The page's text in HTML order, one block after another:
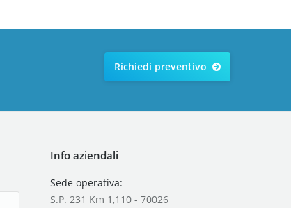
Richiedi preventivo
Info aziendali
Sede operativa:
S.P. 231 Km 1,110 - 70026